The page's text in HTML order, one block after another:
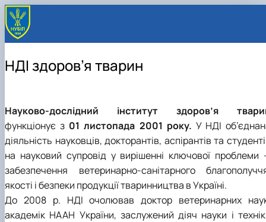
НДІ здоров’я тварин
Науково-дослідний інститут здоров’я
функціонує з 01 листопада 2001 року. У НДІ
діяльність науковців, докторантів, аспірантів та
на науковий супровід у вирішенні ключової проблеми
забезпечення ветеринарно-санітарного
якості і безпеки продукції тваринництва в Україні.
До 2008 р. НДІ очолював доктор ветеринарних
академік НААН України, заслужений діяч науки і